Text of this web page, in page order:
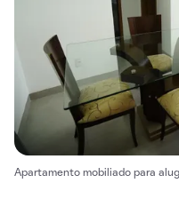
Apartamento mobiliado para